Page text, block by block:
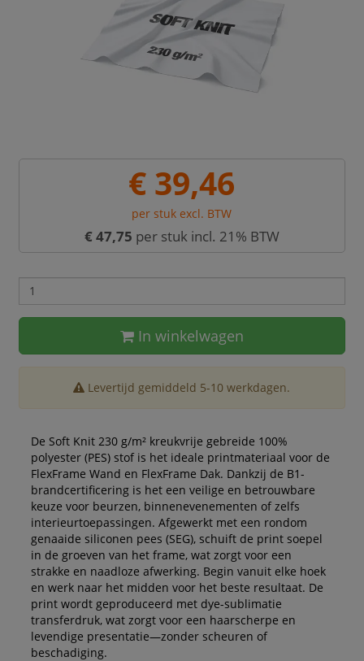
€ 39,46
per stuk excl. BTW
€ 47,75 per stuk incl. 21% BTW
In winkelwagen
Levertijd gemiddeld 5-10 werkdagen.
De Soft Knit 230 g/m² kreukvrije gebreide 100%
polyester (PES) stof is het ideale printmateriaal voor de
FlexFrame Wand en FlexFrame Dak. Dankzij de B1-
brandcertificering is het een veilige en betrouwbare
keuze voor beurzen, binnenevenementen of zelfs
interieurtoepassingen. Afgewerkt met een rondom
genaaide siliconen pees (SEG), schuift de print soepel
in de groeven van het frame, wat zorgt voor een
strakke en naadloze afwerking. Begin vanuit elke hoek
en werk naar het midden voor het beste resultaat. De
print wordt geproduceerd met dye-sublimatie
transferdruk, wat zorgt voor een haarscherpe en
levendige presentatie—zonder scheuren of
beschadiging.